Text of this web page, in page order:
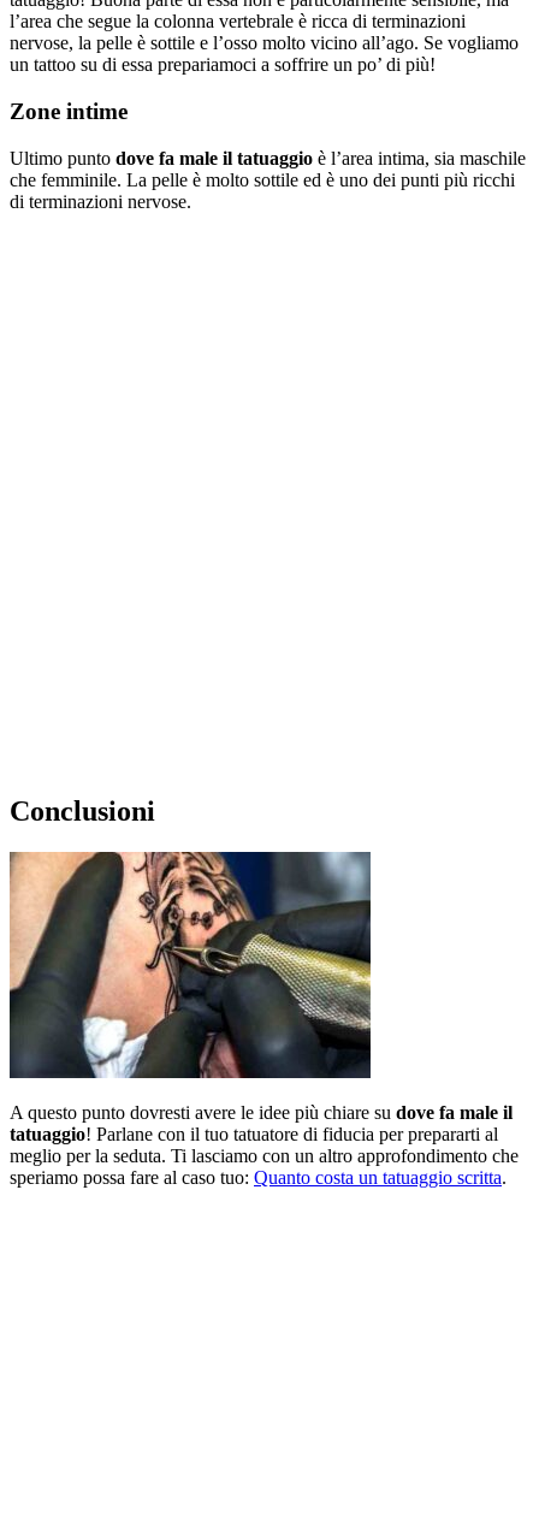
l’area che segue la colonna vertebrale è ricca di terminazioni
nervose, la pelle è sottile e l’osso molto vicino all’ago. Se vogliamo
un tattoo su di essa prepariamoci a soffrire un po’ di più!
Zone intime
Ultimo punto dove fa male il tatuaggio è l’area intima, sia maschile
che femminile. La pelle è molto sottile ed è uno dei punti più ricchi
di terminazioni nervose.
Conclusioni
A questo punto dovresti avere le idee più chiare su dove fa male il
tatuaggio! Parlane con il tuo tatuatore di fiducia per prepararti al
meglio per la seduta. Ti lasciamo con un altro approfondimento che
speriamo possa fare al caso tuo: Quanto costa un tatuaggio scritta.